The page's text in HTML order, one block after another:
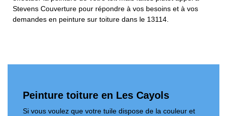
Stevens Couverture pour répondre à vos besoins et à vos
demandes en peinture sur toiture dans le 13114.
Peinture toiture en Les Cayols
Si vous voulez que votre tuile dispose de la couleur et